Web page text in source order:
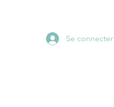
Se connecter